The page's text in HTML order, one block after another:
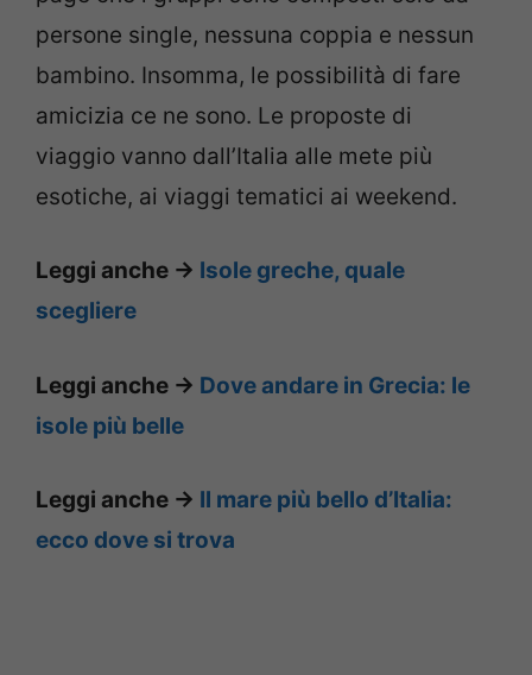
persone single, nessuna coppia e nessun
bambino. Insomma, le possibilità di fare
amicizia ce ne sono. Le proposte di
viaggio vanno dall’Italia alle mete più
esotiche, ai viaggi tematici ai weekend.
Leggi anche -> Isole greche, quale
scegliere
Leggi anche -> Dove andare in Grecia: le
isole più belle
Leggi anche -> Il mare più bello d’Italia:
ecco dove si trova